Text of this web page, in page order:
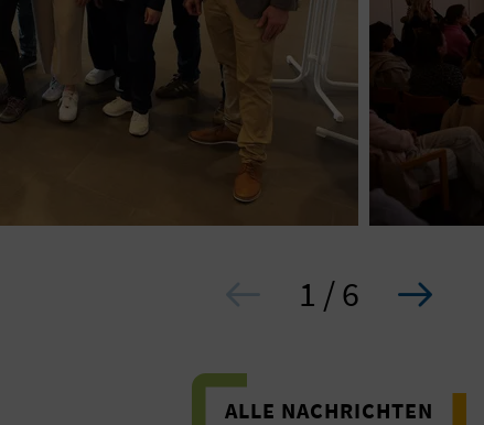
1 / 6
ALLE NACHRICHTEN